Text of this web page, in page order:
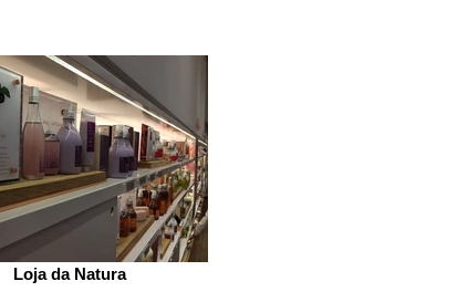
Loja da Natura